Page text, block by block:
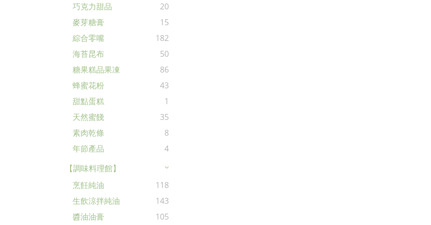
巧克力甜品
20
麥芽糖膏
15
綜合零嘴
182
海苔昆布
50
糖果糕品果凍
86
蜂蜜花粉
43
甜點蛋糕
1
天然蜜餞
35
素肉乾條
8
年節產品
4
【調味料理館】
烹飪純油
118
生飲涼拌純油
143
醬油油膏
105